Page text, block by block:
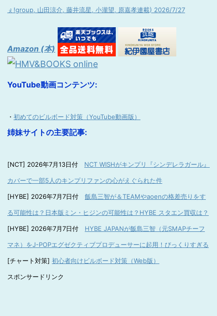
ぇ!group, 山田涼介, 藤井流星, 小瀧望, 原嘉孝連載) 2026/7/27
Amazon (本)
YouTube動画コンテンツ:
・ 初めてのビルボード対策（YouTube動画版）
姉妹サイトの主要記事:
[NCT] 2026年7月13日付 NCT WISHがキンプリ『シンデレラガール』
カバーで一部5人のキンプリファンの心がえぐられた件
[HYBE] 2026年7月7日付 飯島三智が＆TEAMやaoenの格差売りをす
る可能性は？日本版ミン・ヒジンの可能性は？HYBE スタエン買収は？
[HYBE] 2026年7月7日付 HYBE JAPANが飯島三智（元SMAPチーフ
マネ）をJ-POPエグゼクティブプロデューサーに起用！びっくりすぎる
[チャート対策] 初心者向けビルボード対策（Web版）
スポンサードリンク